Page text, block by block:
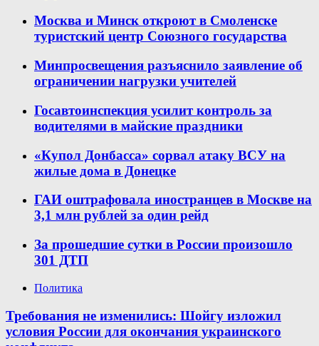
Москва и Минск откроют в Смоленске
туристский центр Союзного государства
Минпросвещения разъяснило заявление об
ограничении нагрузки учителей
Госавтоинспекция усилит контроль за
водителями в майские праздники
«Купол Донбасса» сорвал атаку ВСУ на
жилые дома в Донецке
ГАИ оштрафовала иностранцев в Москве на
3,1 млн рублей за один рейд
За прошедшие сутки в России произошло
301 ДТП
Политика
Требования не изменились: Шойгу изложил
условия России для окончания украинского